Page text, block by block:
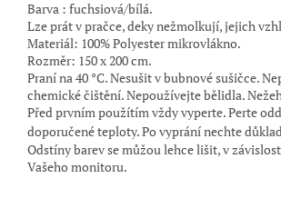
Barva : fuchsiová/bílá.
Lze prát v pračce, deky nežmolkují, jejich
Materiál: 100% Polyester mikrovlákno.
Rozměr: 150 x 200 cm.
Praní na 40 °C. Nesušit v bubnové sušičce.
chemické čištění. Nepoužívejte bělidla.
Před prvním použítím vždy vyperte. Perte
doporučené teploty. Po vyprání nechte
Odstíny barev se můžou lehce lišit, v
Vašeho monitoru.